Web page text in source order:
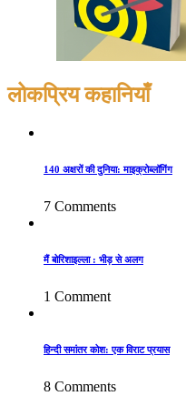
लोकप्रिय कहानियाँ
140 अक्षरों की दुनिया: माइक्रोब्लॉगिंग
7 Comments
मैं बोरिशाइल्ला : भीड़ से अलग
1 Comment
हिन्दी समांतर कोश: एक विराट प्रयास
8 Comments